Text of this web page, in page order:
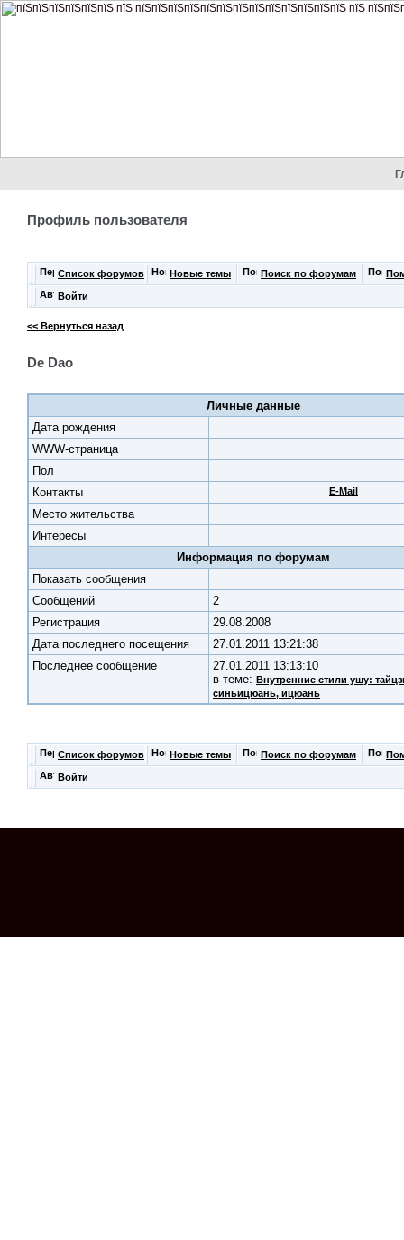
Профиль пользователя
Список форумов Новые темы Поиск по форумам
Войти
<< Вернуться назад
De Dao
Личные данные
Дата рождения
WWW-страница
Пол
Контакты
E-Mail
Место жительства
Интересы
Информация по форумам
Показать сообщения
Cообщений
2
Регистрация
29.08.2008
Дата последнего посещения
27.01.2011 13:21:38
Последнее сообщение
27.01.2011 13:13:10
в теме: Внутренние стили ушу:
синьицюань, ицюань
Список форумов Новые темы Поиск по форумам
Войти